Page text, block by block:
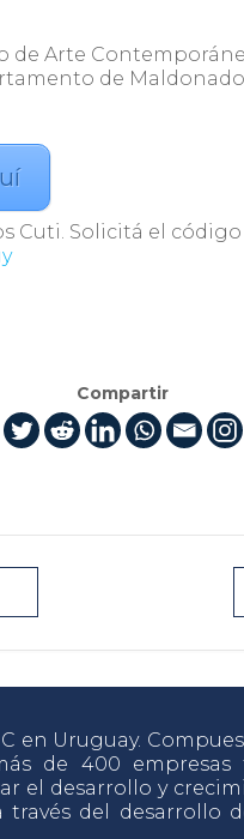
de Arte
de
Cuti. Solicitá el código
Compartir
en Uruguay.
de 400 empresas
el desarrollo y
del desarrollo